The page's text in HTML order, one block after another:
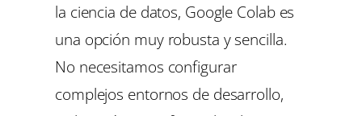
la ciencia de datos, Google Colab es
una opción muy robusta y sencilla.
No necesitamos configurar
complejos entornos de desarrollo,